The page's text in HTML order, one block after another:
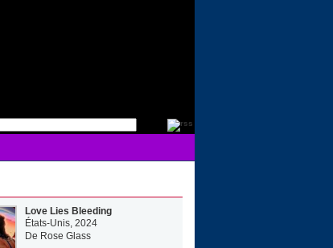
Love Lies Bleeding
États-Unis, 2024
De Rose Glass